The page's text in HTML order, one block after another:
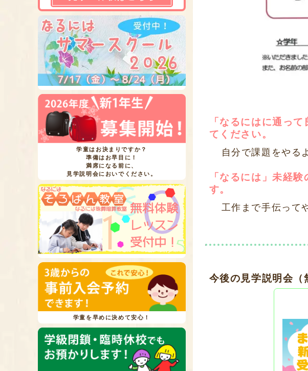
「なるにはに通っ
てください。
自分で課題をやる
「なるには」未経
す。
工作まで手伝って
今後の見学説明会（
学童はお決まりですか？
準備はお早目に！
満席になる前に、
見学説明会においでください。
学童を早めに決めて安心！